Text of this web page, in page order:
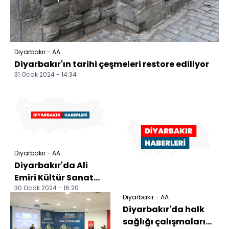
Diyarbakır - AA
Diyarbakır'ın tarihi çeşmeleri restore ediliyor
31 Ocak 2024 - 14:34
Diyarbakır - AA
Diyarbakır'da Ali
Emiri Kültür Sanat
Sezonu şubat ayı
takvimi belirlendi
30 Ocak 2024 - 16:20
Diyarbakır - AA
Diyarbakır'da halk
sağlığı çalışmaları